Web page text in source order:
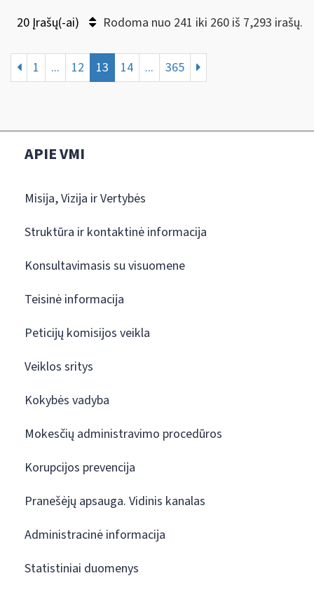
20 Įrašų(-ai) Rodoma nuo 241 iki 260 iš 7,293 irašų.
1 ... 12 13 14 ... 365
APIE VMI
Misija, Vizija ir Vertybės
Struktūra ir kontaktinė informacija
Konsultavimasis su visuomene
Teisinė informacija
Peticijų komisijos veikla
Veiklos sritys
Kokybės vadyba
Mokesčių administravimo procedūros
Korupcijos prevencija
Pranešėjų apsauga. Vidinis kanalas
Administracinė informacija
Statistiniai duomenys